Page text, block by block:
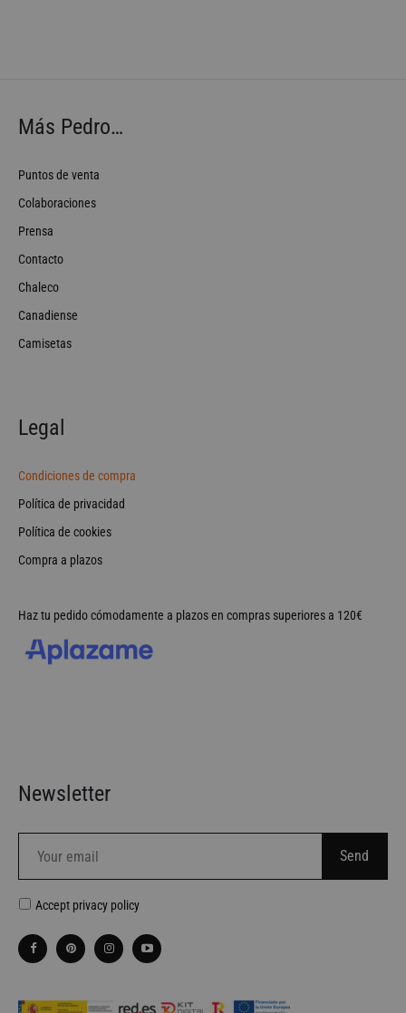
Más Pedro…
Puntos de venta
Colaboraciones
Prensa
Contacto
Chaleco
Canadiense
Camisetas
Legal
Condiciones de compra
Política de privacidad
Política de cookies
Compra a plazos
Haz tu pedido cómodamente a plazos en compras superiores a 120€
Newsletter
Accept privacy policy